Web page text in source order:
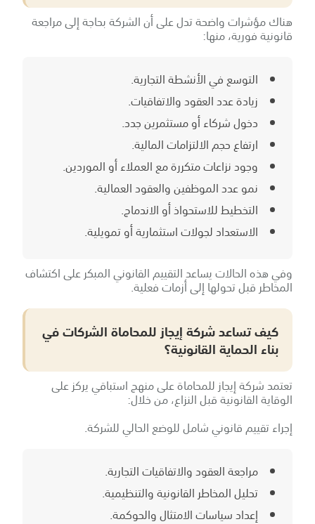
هناك مؤشرات واضحة تدل على أن الشركة بحاجة إلى مراجعة
قانونية فورية، منها:
التوسع في الأنشطة التجارية.
زيادة عدد العقود والاتفاقيات.
دخول شركاء أو مستثمرين جدد.
ارتفاع حجم الالتزامات المالية.
وجود نزاعات متكررة مع العملاء أو الموردين.
نمو عدد الموظفين والعقود العمالية.
التخطيط للاستحواذ أو الاندماج.
الاستعداد لجولات استثمارية أو تمويلية.
وفي هذه الحالات يساعد التقييم القانوني المبكر على اكتشاف
المخاطر قبل تحولها إلى أزمات فعلية.
كيف تساعد شركة إيجاز للمحاماة الشركات في
بناء الحماية القانونية؟
تعتمد شركة إيجاز للمحاماة على منهج استباقي يركز على
الوقاية القانونية قبل النزاع، من خلال:
إجراء تقييم قانوني شامل للوضع الحالي للشركة.
مراجعة العقود والاتفاقيات التجارية.
تحليل المخاطر القانونية والتنظيمية.
إعداد سياسات الامتثال والحوكمة.